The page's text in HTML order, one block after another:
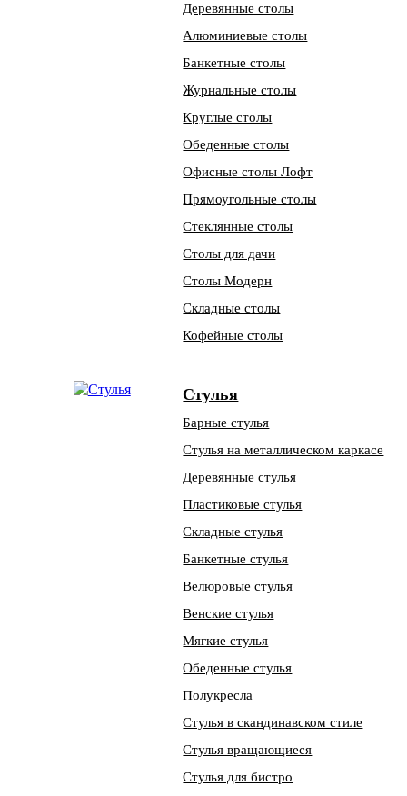
Деревянные столы
Алюминиевые столы
Банкетные столы
Журнальные столы
Круглые столы
Обеденные столы
Офисные столы Лофт
Прямоугольные столы
Стеклянные столы
Столы для дачи
Столы Модерн
Складные столы
Кофейные столы
Стулья
Барные стулья
Стулья на металлическом каркасе
Деревянные стулья
Пластиковые стулья
Складные стулья
Банкетные стулья
Велюровые стулья
Венские стулья
Мягкие стулья
Обеденные стулья
Полукресла
Стулья в скандинавском стиле
Стулья вращающиеся
Стулья для бистро